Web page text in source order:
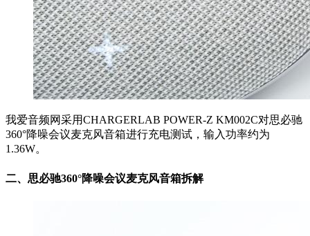
我爱音频网采用CHARGERLAB POWER-Z KM002C对思必驰
360°降噪会议麦克风音箱进行充电测试，输入功率约为
1.36W。
二、思必驰360°降噪会议麦克风音箱拆解